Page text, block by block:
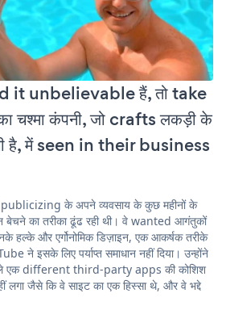
it unbelievable हैं, तो take
चश्मा कंपनी, जो crafts लकड़ी के
है, में seen in their business
publicizing के अपने व्यवसाय के कुछ महीनों के
का तरीका ढूंढ रही थी। वे wanted आगंतुकों
हल्के और एर्गोनोमिक डिज़ाइन, एक आकर्षक तरीके
ने इसके लिए पर्याप्त समाधान नहीं दिया। उन्होंने
एक different third-party apps की कोशिश
लगा जैसे कि वे साइट का एक हिस्सा थे, और वे भद्दे